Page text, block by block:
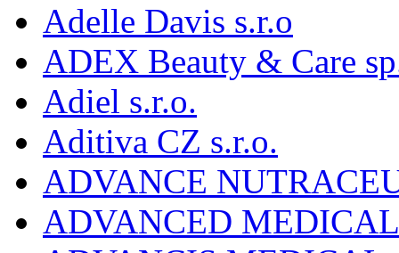
Adelle Davis s.r.o
ADEX Beauty & Care
Adiel s.r.o.
Aditiva CZ s.r.o.
ADVANCE
ADVANCED